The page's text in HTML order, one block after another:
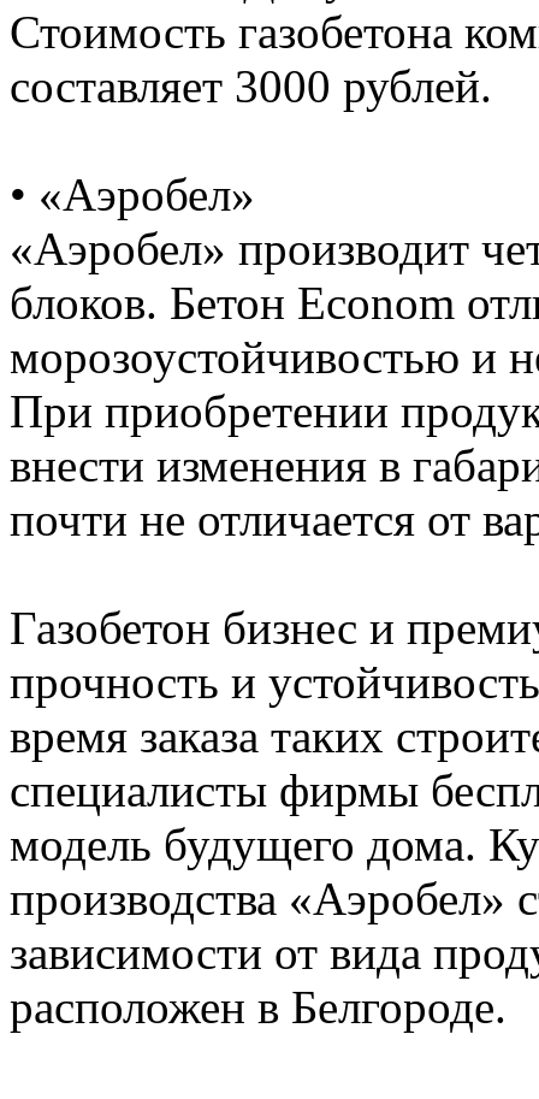
Стоимость газобетона
составляет 3000 рублей.
• «Аэробел»
«Аэробел» производит
блоков. Бетон Econom
морозоустойчивостью и
При приобретении
внести изменения в
почти не отличается от
Газобетон бизнес и
прочность и
время заказа таких
специалисты фирмы
модель будущего дома.
производства «Аэробел»
зависимости от вида
расположен в Белгороде.